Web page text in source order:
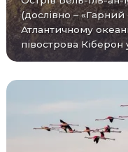
(дослівно – «Гарний
Атлантичному
півострова Кіберон